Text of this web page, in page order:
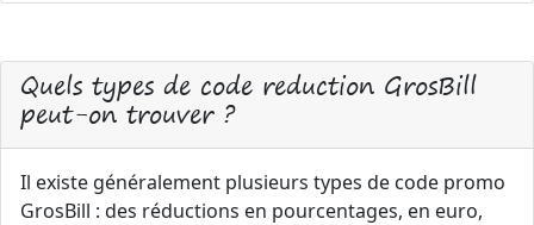
Quels types de code reduction GrosBill
peut-on trouver ?
Il existe généralement plusieurs types de code promo
GrosBill : des réductions en pourcentages, en euro,